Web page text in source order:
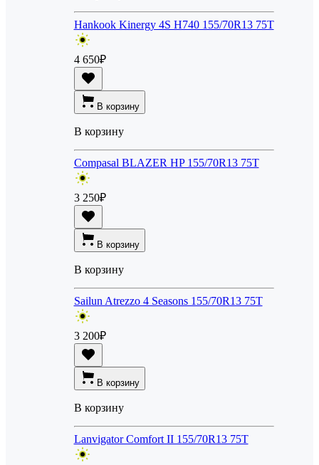
Hankook Kinergy 4S H740 155/70R13 75T
4 650₽
В корзину
В корзину
Compasal BLAZER HP 155/70R13 75T
3 250₽
В корзину
В корзину
Sailun Atrezzo 4 Seasons 155/70R13 75T
3 200₽
В корзину
В корзину
Lanvigator Comfort II 155/70R13 75T